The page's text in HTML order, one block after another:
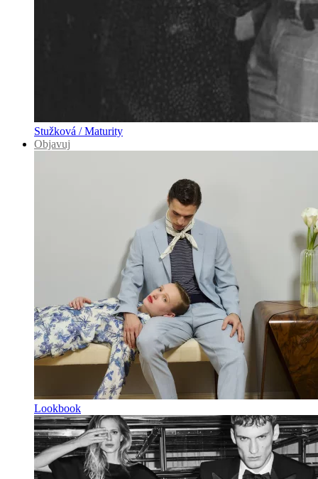
Stužková / Maturity
Objavuj
Lookbook